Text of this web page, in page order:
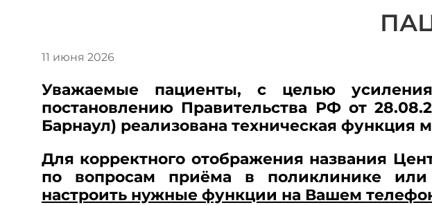
11 июня 2026
Уважаемые пациенты, с целью
постановлению Правительства РФ от
Барнаул) реализована техническая функция
Для корректного отображения названия
по вопросам приёма в поликлинике или
настроить нужные функции на Вашем